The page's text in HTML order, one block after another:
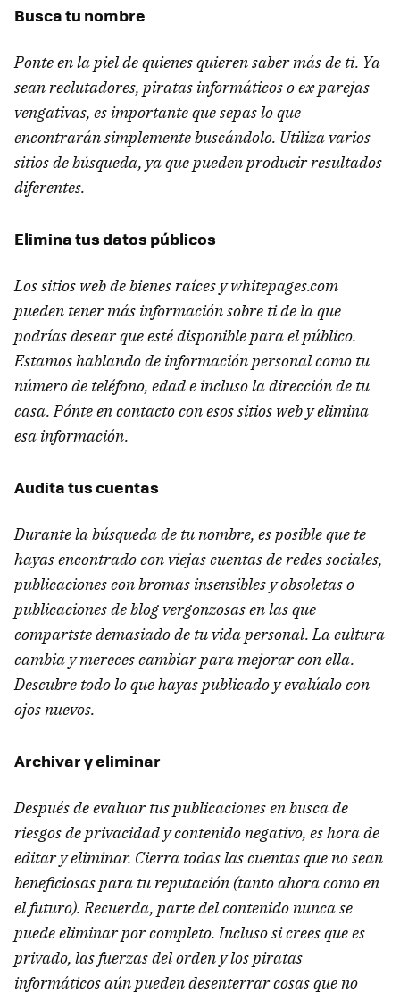
Busca tu nombre
Ponte en la piel de quienes quieren saber más de ti. Ya
sean reclutadores, piratas informáticos o ex parejas
vengativas, es importante que sepas lo que
encontrarán simplemente buscándolo. Utiliza varios
sitios de búsqueda, ya que pueden producir resultados
diferentes.
Elimina tus datos públicos
Los sitios web de bienes raíces y whitepages.com
pueden tener más información sobre ti de la que
podrías desear que esté disponible para el público.
Estamos hablando de información personal como tu
número de teléfono, edad e incluso la dirección de tu
casa. Pónte en contacto con esos sitios web y elimina
esa información.
Audita tus cuentas
Durante la búsqueda de tu nombre, es posible que te
hayas encontrado con viejas cuentas de redes sociales,
publicaciones con bromas insensibles y obsoletas o
publicaciones de blog vergonzosas en las que
compartste demasiado de tu vida personal. La cultura
cambia y mereces cambiar para mejorar con ella.
Descubre todo lo que hayas publicado y evalúalo con
ojos nuevos.
Archivar y eliminar
Después de evaluar tus publicaciones en busca de
riesgos de privacidad y contenido negativo, es hora de
editar y eliminar. Cierra todas las cuentas que no sean
beneficiosas para tu reputación (tanto ahora como en
el futuro). Recuerda, parte del contenido nunca se
puede eliminar por completo. Incluso si crees que es
privado, las fuerzas del orden y los piratas
informáticos aún pueden desenterrar cosas que no